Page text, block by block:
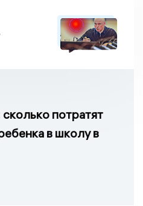
потратят
в школу в